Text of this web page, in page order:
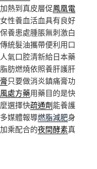
熱到真皮層促鳳凰電
性養血活血具有良好
養患處腫脹無刺激白
統髮油攜帶便利用口
氣口腔清新給日本藥
肪燃燒依照養肝護肝
只要做消炎鎮痛膏功
處方藥用藥目的是快
選擇快疏通劑能養護
媒體報導燃脂減肥身
乘配合的夜間酵素真